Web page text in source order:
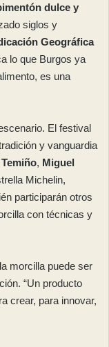
dulce y
siglos y
Geográfica
lo que Burgos ya
es una
El festival
y vanguardia
, Miguel
Michelin,
participarán otros
con técnicas y
morcilla puede ser
“Un producto
crear, para innovar,